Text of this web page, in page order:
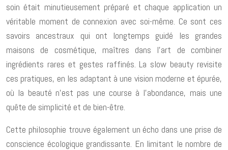
soin était minutieusement préparé et chaque application un
véritable moment de connexion avec soi-même. Ce sont ces
savoirs ancestraux qui ont longtemps guidé les grandes
maisons de cosmétique, maîtres dans l’art de combiner
ingrédients rares et gestes raffinés. La slow beauty revisite
ces pratiques, en les adaptant à une vision moderne et épurée,
où la beauté n’est pas une course à l’abondance, mais une
quête de simplicité et de bien-être.
Cette philosophie trouve également un écho dans une prise de
conscience écologique grandissante. En limitant le nombre de